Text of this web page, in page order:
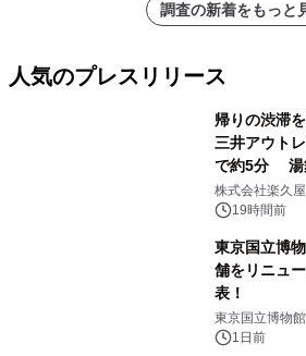
調査の新着をもっと
人気のプレスリリース
帰りの渋滞
三井アウト
で約5分 湯
メニューを提
株式会社楽久屋
19時間前
東京国立博
舗をリニュ
表！
東京国立博物館
1日前